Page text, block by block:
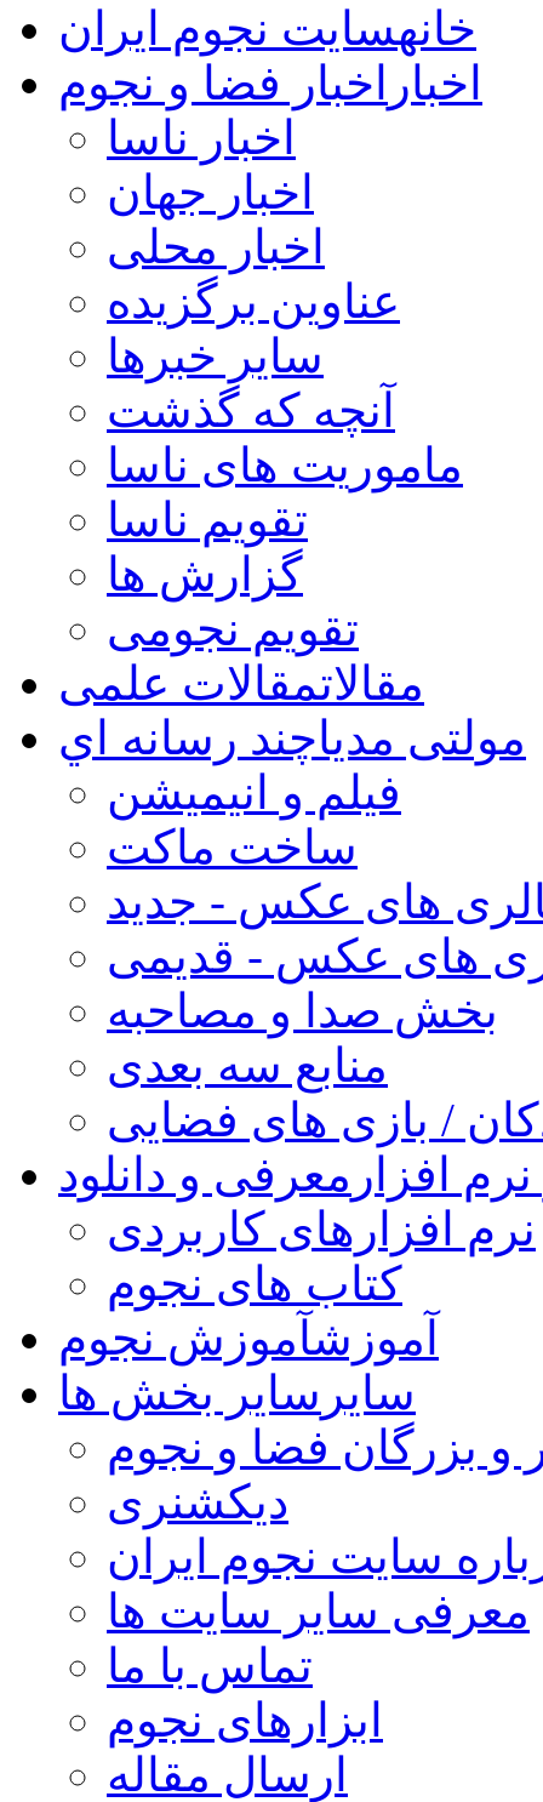
خانهسایت نجوم ایران
اخبار اخبار فضا و نجوم
اخبار ناسا
اخبار جهان
اخبار محلی
عناوین برگزیده
سایر خبرها
آنچه که گذشت
ماموریت های ناسا
تقویم ناسا
گزارش ها
تقویم نجومی
مقالاتمقالات علمی
مولتی مدیاچند رسانه اي
فیلم و انیمیشن
ساخت ماکت
های عکس - جدید
های عکس - قدیمی
بخش صدا و مصاحبه
منابع سه بعدی
/ بازی های فضایی
افزار معرفی و دانلود
نرم افزارهای کاربردی
کتاب های نجوم
آموزشآموزش نجوم
سایر سایر بخش ها
و بزرگان فضا و نجوم
دیکشنری
سایت نجوم ایران
معرفی سایر سایت ها
تماس با ما
ابزارهای نجوم
ارسال مقاله